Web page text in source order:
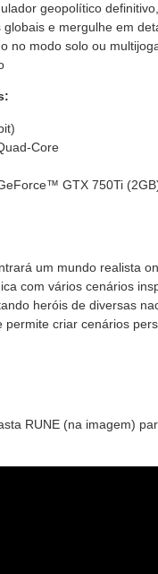
geopolítico
e mergulhe em
no modo solo ou
Core
GTX 750Ti
um mundo realista
com vários cenários
heróis de diversas
permite criar cenários
RUNE (na imagem)